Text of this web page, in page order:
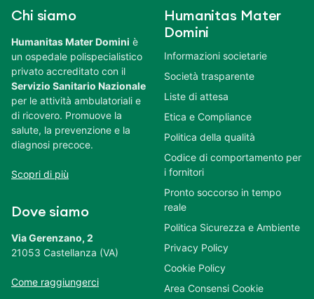
Chi siamo
Humanitas Mater Domini è
un ospedale polispecialistico
privato accreditato con il
Servizio Sanitario Nazionale
per le attività ambulatoriali e
di ricovero. Promuove la
salute, la prevenzione e la
diagnosi precoce.
Scopri di più
Dove siamo
Via Gerenzano, 2
21053 Castellanza (VA)
Come raggiungerci
Humanitas Mater
Domini
Informazioni societarie
Società trasparente
Liste di attesa
Etica e Compliance
Politica della qualità
Codice di comportamento per
i fornitori
Pronto soccorso in tempo
reale
Politica Sicurezza e Ambiente
Privacy Policy
Cookie Policy
Area Consensi Cookie